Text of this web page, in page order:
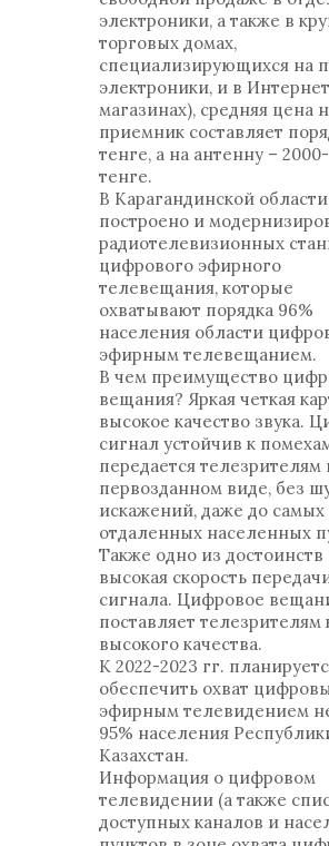
электроники, а также в
торговых домах,
специализирующихся на
электроники, и в
магазинах), средняя цена
приемник составляет
тенге, а на антенну –
тенге.
В Карагандинской области
построено и
радиотелевизионных
цифрового эфирного
телевещания, которые
охватывают порядка 96%
населения области
эфирным телевещанием.
В чем преимущество
вещания? Яркая четкая
высокое качество звука.
сигнал устойчив к
передается телезрителям
первозданном виде, без
искажений, даже до самых
отдаленных населенных
Также одно из достоинств
высокая скорость
сигнала. Цифровое
поставляет телезрителям
высокого качества.
К 2022-2023 гг.
обеспечить охват
эфирным телевидением
95% населения
Казахстан.
Информация о цифровом
телевидении (а также
доступных каналов и